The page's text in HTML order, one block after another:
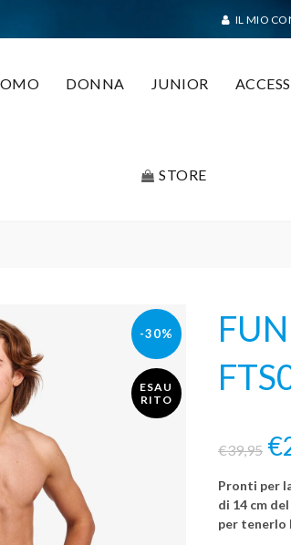
IL MIO
DONNA JUNIOR
STORE
-30%
ESAU
RITO
€39,95
Pronti per
di 14 cm
per tenerlo